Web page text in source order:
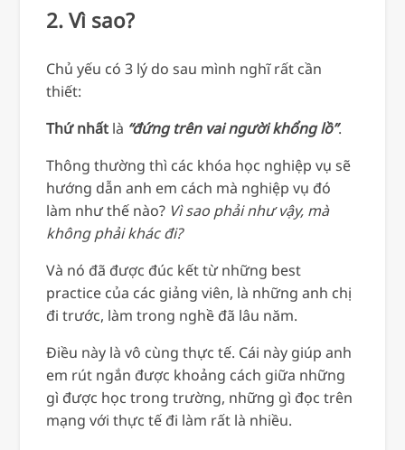
2. Vì sao?
Chủ yếu có 3 lý do sau mình nghĩ rất cần
thiết:
Thứ nhấtlà “đứng trên vai người khổng lồ”.
Thông thường thì các khóa học nghiệp vụ sẽ
hướng dẫn anh em cách mà nghiệp vụ đó
làm như thế nào?Vì sao phải như vậy, mà
không phải khác đi?
Và nó đã được đúc kết từ những best
practice của các giảng viên, là những anh chị
đi trước, làm trong nghề đã lâu năm.
Điều này là vô cùng thực tế. Cái này giúp anh
em rút ngắn được khoảng cách giữa những
gì được học trong trường, những gì đọc trên
mạng với thực tế đi làm rất là nhiều.